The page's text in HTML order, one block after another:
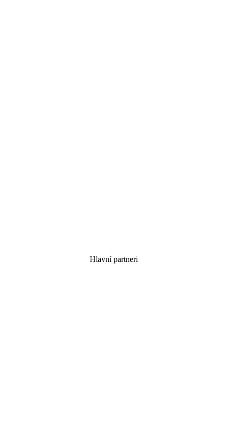
Hlavní partneri